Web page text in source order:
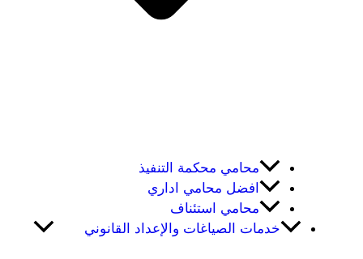
محامي محكمة التنفيذ
افضل محامي اداري
محامي استئناف
خدمات الصياغات والإعداد القانوني